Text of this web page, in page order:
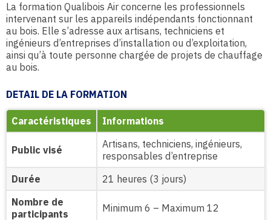
La formation Qualibois Air concerne les professionnels
intervenant sur les appareils indépendants fonctionnant
au bois. Elle s’adresse aux artisans, techniciens et
ingénieurs d’entreprises d’installation ou d’exploitation,
ainsi qu’à toute personne chargée de projets de chauffage
au bois.
DETAIL DE LA FORMATION
Caractéristiques Informations
Public visé
Artisans, techniciens, ingénieurs,
responsables d’entreprise
Durée
21 heures (3 jours)
Nombre de
participants
Minimum 6 – Maximum 12